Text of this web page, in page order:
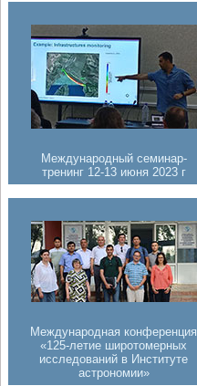
Международный семинар-
тренинг 12-13 июня 2023 г
Международная конференция
«125-летие широтомерных
исследований в Институте
астрономии»